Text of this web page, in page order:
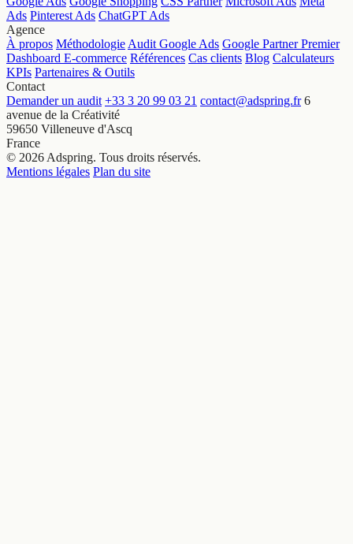
Ads Pinterest Ads ChatGPT Ads
Agence
À propos Méthodologie Audit Google Ads Google Partner Premier
Dashboard E-commerce Références Cas clients Blog Calculateurs
KPIs Partenaires & Outils
Contact
Demander un audit +33 3 20 99 03 21 contact@adspring.fr 6
avenue de la Créativité
59650 Villeneuve d'Ascq
France
© 2026 Adspring. Tous droits réservés.
Mentions légales Plan du site